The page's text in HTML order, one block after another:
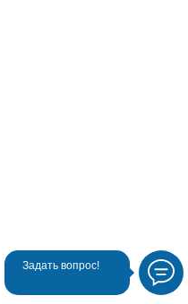
Задать вопрос!